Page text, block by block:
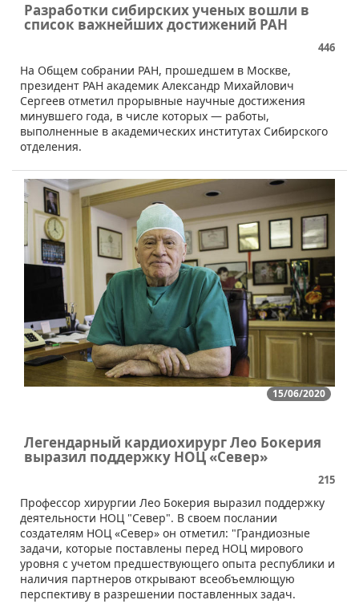
Разработки сибирских ученых вошли в
список важнейших достижений РАН
446
​​На Общем собрании РАН, прошедшем в Москве,
президент РАН академик Александр Михайлович
Сергеев отметил прорывные научные достижения
минувшего года, в числе которых — работы,
выполненные в академических институтах Сибирского
отделения.
15/06/2020
Легендарный кардиохирург Лео Бокерия
выразил поддержку НОЦ «Север»
215
Профессор хирургии Лео Бокерия выразил поддержку
деятельности НОЦ "Север". В своем послании
создателям НОЦ «Север» он отметил: "Грандиозные
задачи, которые поставлены перед НОЦ мирового
уровня с учетом предшествующего опыта республики и
наличия партнеров открывают всеобъемлющую
перспективу в разрешении поставленных задач.